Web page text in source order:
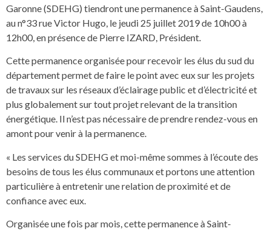
Garonne (SDEHG) tiendront une permanence à Saint-Gaudens,
au n°33 rue Victor Hugo, le jeudi 25 juillet 2019 de 10h00 à
12h00, en présence de Pierre IZARD, Président.
Cette permanence organisée pour recevoir les élus du sud du
département permet de faire le point avec eux sur les projets
de travaux sur les réseaux d’éclairage public et d’électricité et
plus globalement sur tout projet relevant de la transition
énergétique. Il n’est pas nécessaire de prendre rendez-vous en
amont pour venir à la permanence.
« Les services du SDEHG et moi-même sommes à l’écoute des
besoins de tous les élus communaux et portons une attention
particulière à entretenir une relation de proximité et de
confiance avec eux.
Organisée une fois par mois, cette permanence à Saint-